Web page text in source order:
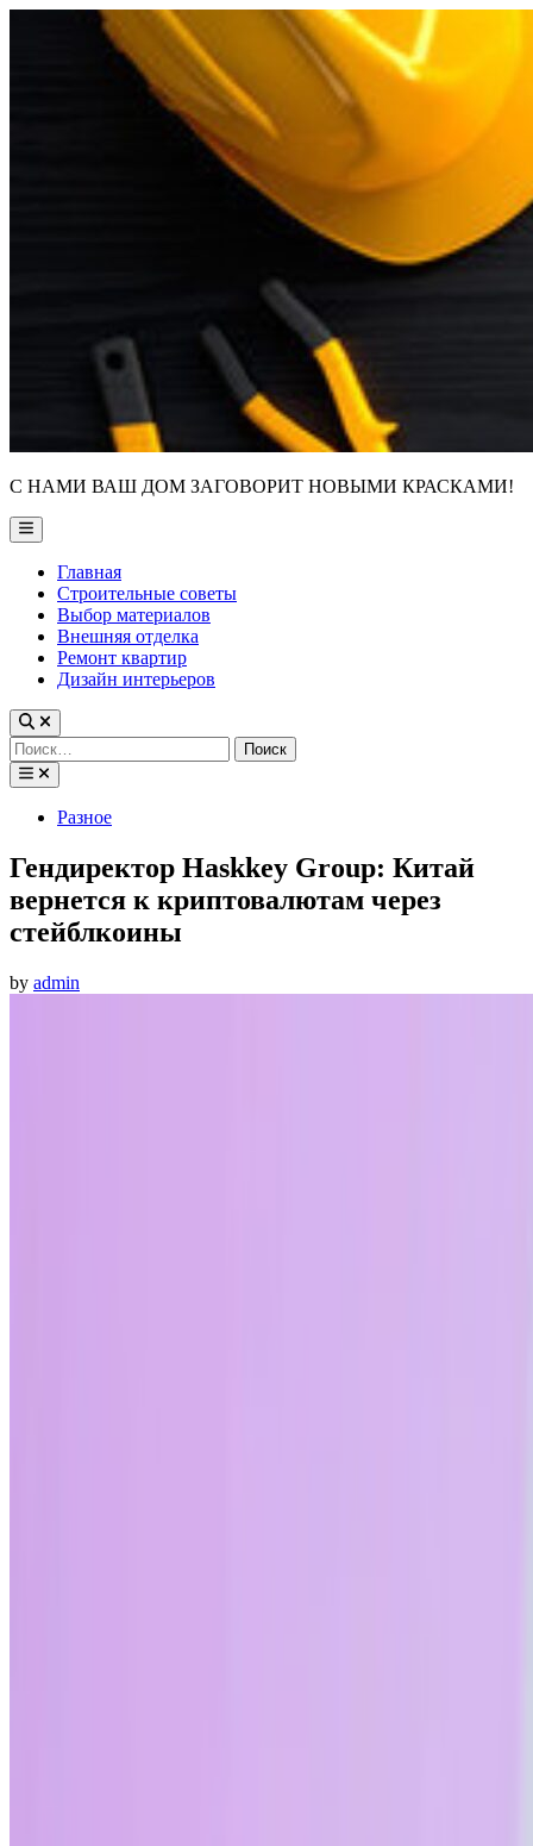
С НАМИ ВАШ ДОМ ЗАГОВОРИТ НОВЫМИ КРАСКАМИ!
Main
Menu
Главная
Строительные советы
Выбор материалов
Внешняя отделка
Ремонт квартир
Дизайн интерьеров
Найти:
PostedРазное
Гендиректор Haskkey Group: Китай
вернется к криптовалютам через
стейблкоины
by admin